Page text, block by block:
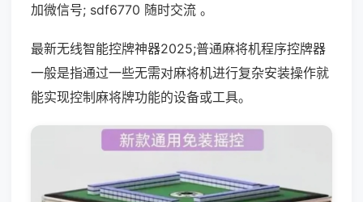
加微信号; sdf6770 随时交流 。
最新无线智能控牌神器2025;普通麻将机程序控牌器
一般是指通过一些无需对麻将机进行复杂安装操作就
能实现控制麻将牌功能的设备或工具。